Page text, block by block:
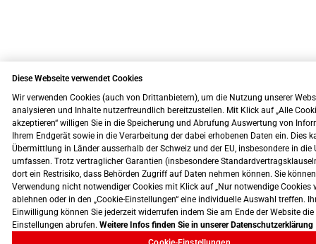
Diese Webseite verwendet Cookies
Wir verwenden Cookies (auch von Drittanbietern), um die Nutzung unserer
analysieren und Inhalte nutzerfreundlich bereitzustellen. Mit Klick auf „Alle
akzeptieren“ willigen Sie in die Speicherung und Abrufung Auswertung von
Ihrem Endgerät sowie in die Verarbeitung der dabei erhobenen Daten ein. Dies
Übermittlung in Länder ausserhalb der Schweiz und der EU, insbesondere in die
umfassen. Trotz vertraglicher Garantien (insbesondere
dort ein Restrisiko, dass Behörden Zugriff auf Daten nehmen können. Sie
Verwendung nicht notwendiger Cookies mit Klick auf „Nur notwendige Cookies
ablehnen oder in den „Cookie-Einstellungen“ eine individuelle Auswahl treffen.
Einwilligung können Sie jederzeit widerrufen indem Sie am Ende der Website die
Einstellungen abrufen. Weitere Infos finden Sie in unserer Datenschutzerklärung